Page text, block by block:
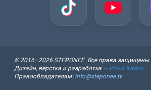
© 2016–2026 STEPONEE. Все права защищены.
Дизайн, вёрстка и разработка — Илья Хайко
Правообладателям: info@steponee.tv